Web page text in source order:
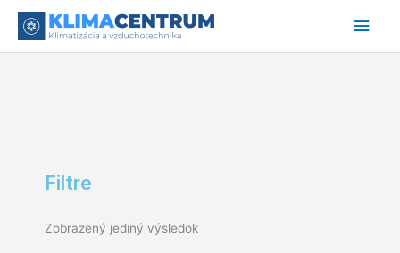
Filtre
Zobrazený jediný výsledok